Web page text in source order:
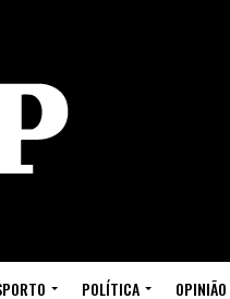
POLÍTICA OPINIÃO